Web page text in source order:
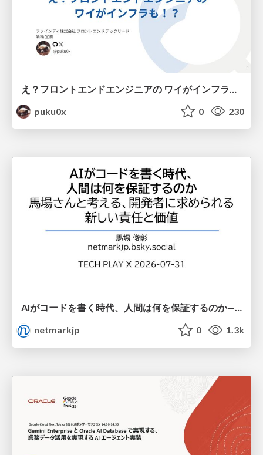
puku0x
0 230
AIがコードを書く時代、人間は何を保証するのか———馬場さんと考える、開発者に求められる新しい責任と価値 - TECH PLAY
netmarkjp
0 1.3k